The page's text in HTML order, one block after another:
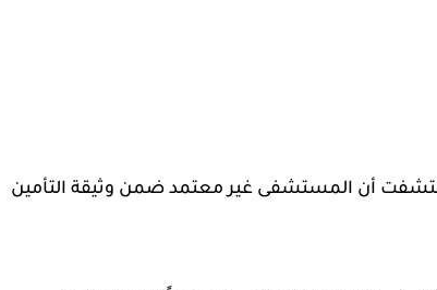
أن المستشفى غير معتمد ضمن وثيقة التأمين